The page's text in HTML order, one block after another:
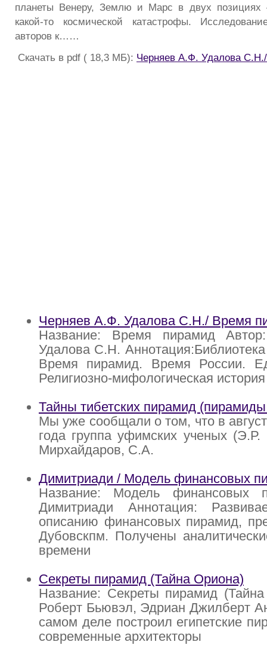
планеты Венеру, Землю и Марс в двух позициях
какой-то космической катастрофы.
авторов к……
Скачать в pdf ( 18,3 МБ): Черняев А.Ф. Удалова
Черняев А.Ф. Удалова С.Н./ Время
Название: Время пирамид
Удалова С.Н.
Время пирамид. Время России.
Религиозно-мифологическая история
Тайны тибетских пирамид
Мы уже сообщали о том, что в
года группа уфимских ученых
Мирхайдаров, С.А.
Димитриади / Модель финансовых
Название: Модель финансовых
Димитриади Аннотация:
описанию финансовых пирамид,
Дубовскпм. Получены
времени
Секреты пирамид (Тайна Ориона)
Название: Секреты пирамид
Роберт Бьювэл, Эдриан Джилберт
самом деле построил египетские
современные архитекторы